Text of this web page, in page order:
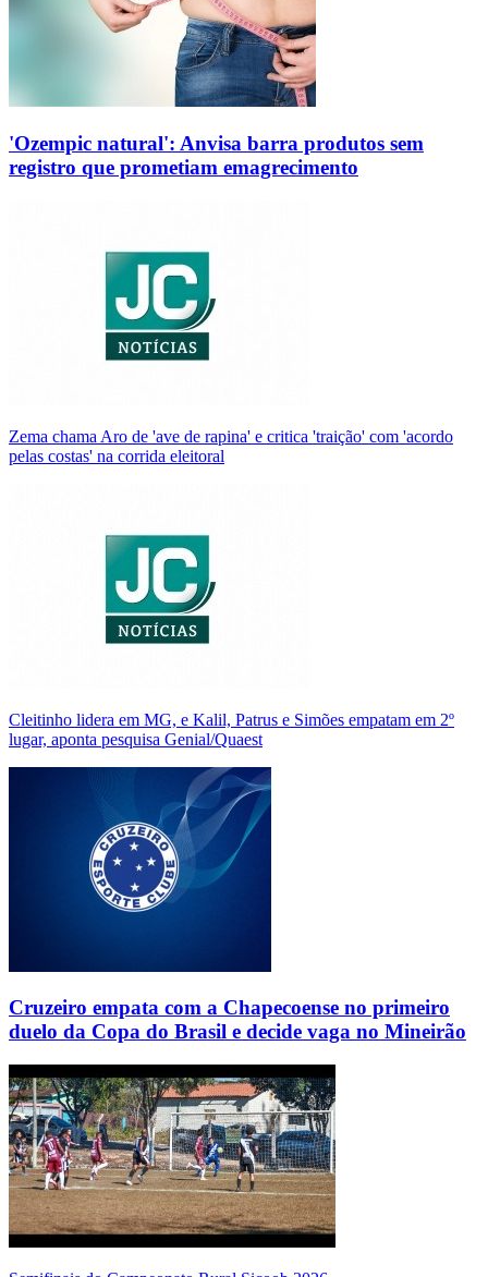
'Ozempic natural': Anvisa barra produtos sem
registro que prometiam emagrecimento
Zema chama Aro de 'ave de rapina' e critica 'traição' com 'acordo
pelas costas' na corrida eleitoral
Cleitinho lidera em MG, e Kalil, Patrus e Simões empatam em 2º
lugar, aponta pesquisa Genial/Quaest
Cruzeiro empata com a Chapecoense no primeiro
duelo da Copa do Brasil e decide vaga no Mineirão